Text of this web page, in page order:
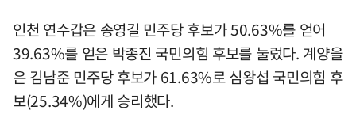
인천 연수갑은 송영길 민주당 후보가 50.63%를 얻어
39.63%를 얻은 박종진 국민의힘 후보를 눌렀다. 계양을
은 김남준 민주당 후보가 61.63%로 심왕섭 국민의힘 후
보(25.34%)에게 승리했다.